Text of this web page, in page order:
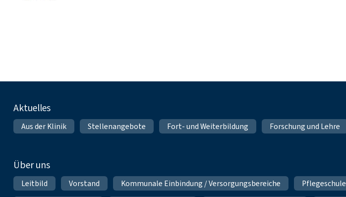
Fußnavigation
Aktuelles
Aus der Klinik Stellenangebote Fort- und Weiterbildung Forschung und Lehre
Über uns
Leitbild Vorstand Kommunale Einbindung / Versorgungsbereiche Pflegeschule